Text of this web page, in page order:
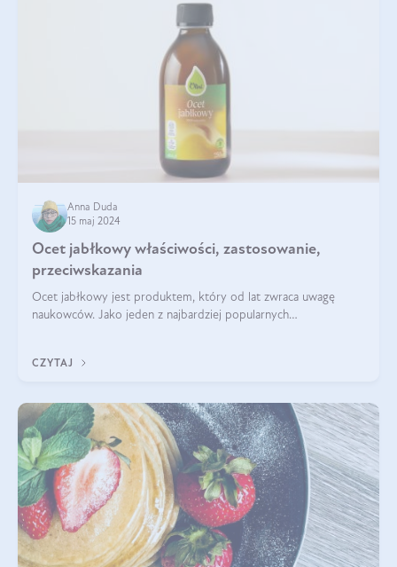
Anna Duda
15 maj 2024
Ocet jabłkowy właściwości, zastosowanie,
przeciwskazania
Ocet jabłkowy jest produktem, który od lat zwraca uwagę
naukowców. Jako jeden z najbardziej popularnych
CZYTAJ